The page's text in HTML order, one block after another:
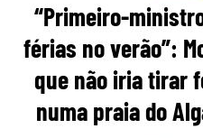
“Primeiro-
férias no verão”:
que não iria tirar
numa praia do